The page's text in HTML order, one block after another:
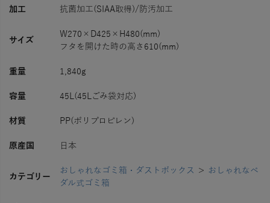
加工 抗菌加工(SIAA取得)/防汚加工
サイズ
W270×D425×H480(mm)
フタを開けた時の高さ610(mm)
重量 1,840g
容量 45L(45Lごみ袋対応)
材質 PP(ポリプロピレン)
原産国 日本
カテゴリー
おしゃれなゴミ箱・ダストボックス ＞ おしゃれなペ
ダル式ゴミ箱